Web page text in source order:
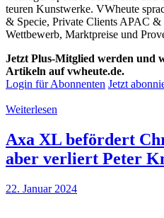
teuren Kunstwerke. VWheute
& Specie, Private Clients APAC
Wettbewerb, Marktpreise und
Jetzt Plus-Mitglied werden und
Artikeln auf vwheute.de.
Login für Abonnenten Jetzt
Weiterlesen
Axa XL befördert
aber verliert Peter
22. Januar 2024